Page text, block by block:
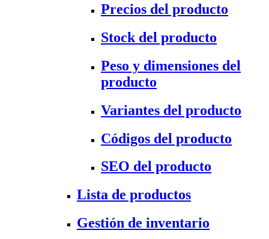
Precios del producto
Stock del producto
Peso y dimensiones del
producto
Variantes del producto
Códigos del producto
SEO del producto
Lista de productos
Gestión de inventario